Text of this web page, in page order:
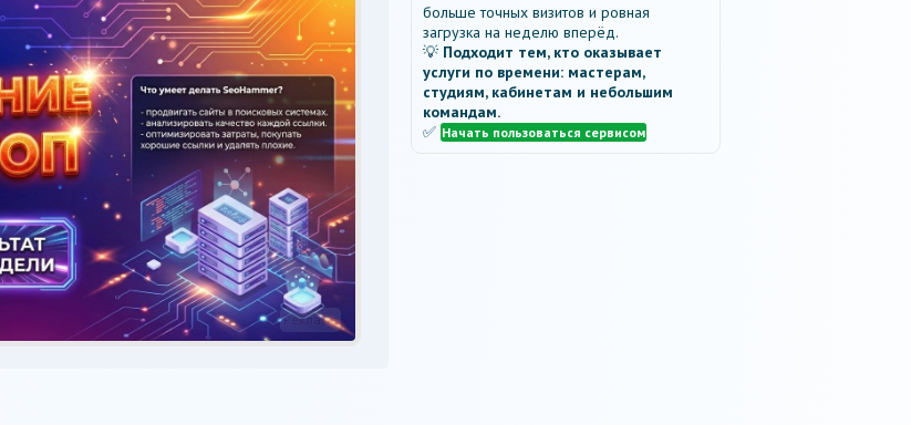
Реклама
больше точных визитов и ровная
загрузка на неделю вперёд.
💡 Подходит тем, кто оказывает
услуги по времени: мастерам,
студиям, кабинетам и небольшим
командам.
✅ Начать пользоваться сервисом